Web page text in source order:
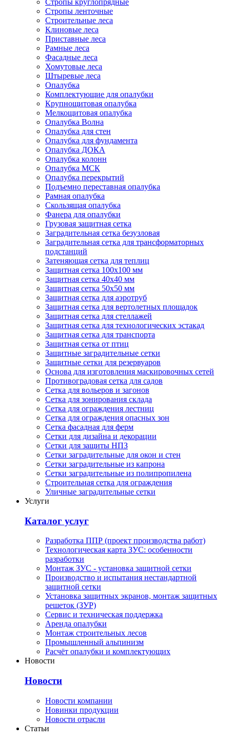
Cтропы ленточные
Строительные леса
Клиновые леса
Приставные леса
Рамные леса
Фасадные леса
Хомутовые леса
Штыревые леса
Опалубка
Комплектующие для опалубки
Крупнощитовая опалубка
Мелкощитовая опалубка
Опалубка Волна
Опалубка для стен
Опалубка для фундамента
Опалубка ДОКА
Опалубка колонн
Опалубка МСК
Опалубка перекрытий
Подъемно переставная опалубка
Рамная опалубка
Скользящая опалубка
Фанера для опалубки
Грузовая защитная сетка
Заградительная сетка безузловая
Заградительная сетка для трансформаторных
подстанций
Затеняющая сетка для теплиц
Защитная сетка 100х100 мм
Защитная сетка 40х40 мм
Защитная сетка 50х50 мм
Защитная сетка для аэротруб
Защитная сетка для вертолетных площадок
Защитная сетка для стеллажей
Защитная сетка для технологических эстакад
Защитная сетка для транспорта
Защитная сетка от птиц
Защитные заградительные сетки
Защитные сетки для резервуаров
Основа для изготовления маскировочных сетей
Противоградовая сетка для садов
Сетка для вольеров и загонов
Сетка для зонирования склада
Сетка для ограждения лестниц
Сетка для ограждения опасных зон
Сетка фасадная для ферм
Сетки для дизайна и декорации
Сетки для защиты НПЗ
Сетки заградительные для окон и стен
Сетки заградительные из капрона
Сетки заградительные из полипропилена
Строительная сетка для ограждения
Уличные заградительные сетки
Услуги
Каталог услуг
Разработка ППР (проект производства работ)
Технологическая карта ЗУС: особенности
разработки
Монтаж ЗУС - установка защитной сетки
Производство и испытания нестандартной
защитной сетки
Установка защитных экранов, монтаж защитных
решеток (ЗУР)
Сервис и техническая поддержка
Аренда опалубки
Монтаж строительных лесов
Промышленный альпинизм
Расчёт опалубки и комплектующих
Новости
Новости
Новости компании
Новинки продукции
Новости отрасли
Статьи